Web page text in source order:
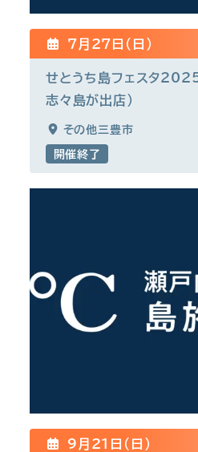
7月27日(日)
せとうち島フェスタ2025
志々島が出店）
その他三豊市
開催終了
9月21日(日)